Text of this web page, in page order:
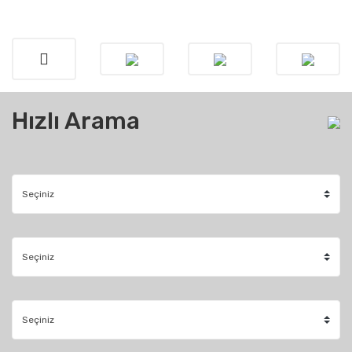
Hızlı Arama